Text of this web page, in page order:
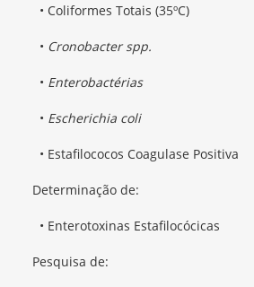
• Coliformes Totais (35ºC)
• Cronobacter spp.
• Enterobactérias
• Escherichia coli
• Estafilococos Coagulase Positiva
Determinação de:
• Enterotoxinas Estafilocócicas
Pesquisa de: